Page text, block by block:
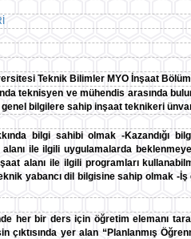
Teknik Bilimler MYO İnşaat
teknisyen ve mühendis arasında
bilgilere sahip inşaat teknikeri
bilgi sahibi olmak -Kazandığı
ile ilgili uygulamalarda
alanı ile ilgili programları
yabancı dil bilgisine sahip olmak -
her bir ders için öğretim elemanı
çıktısında yer alan “Planlanmış